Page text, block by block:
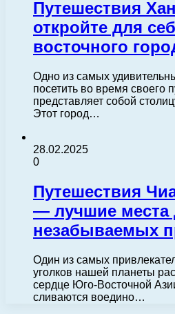
Путешествия
откройте для
восточного
Одно из самых
посетить во время своего
представляет собой
Этот город…
28.02.2025
0
Путешествия
— лучшие места
незабываемых
Один из самых
уголков нашей планеты
сердце Юго-Восточной
сливаются воедино…